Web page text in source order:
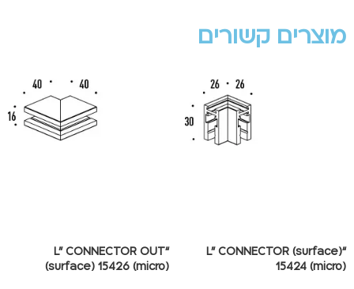
מוצרים קשורים
“L” CONNECTOR (surface)
15424 (micro)
“L” CONNECTOR OUT
(surface) 15426 (micro)